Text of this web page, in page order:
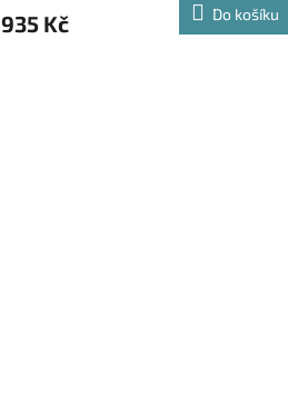
935 Kč Do košíku